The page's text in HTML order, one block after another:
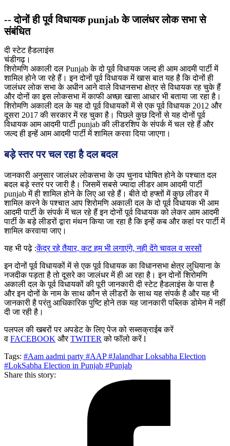
-- दोनों ही पूर्व विधायक punjab के जालंधर लोक सभा से
संबंधित
दी स्टेट हैडलाइंस
चंडीगढ़।
शिरोमणि अकाली दल Punjab के दो पूर्व विधायक जल्द ही आम आदमी पार्टी में
शामिल होने जा रहे हैं। इन दोनों पूर्व विधायक में खास बात यह है कि दोनों ही
जालंधर लोक सभा के अधीन आने वाले विधानसभा क्षेत्र से विधायक रह चुके हैं
और दोनों का इस लोकसभा में काफी अच्छा खासा आधार भी बताया जा रहा है।
शिरोमणि अकाली दल के यह दो पूर्व विधायकों में से एक पूर्व विधायक 2012 और
दूसरा 2017 की सरकार में रह चुका है। पिछले कुछ दिनों से यह दोनों पूर्व
विधायक आम आदमी पार्टी punjab की लीडरशिप के संपर्क में चल रहे हैं और
जल्द ही इन्हें आम आदमी पार्टी में शामिल करवा दिया जाएगा।
बड़े स्तर पर चल रहा है दल बदल
जानकारी अनुसार जालंधर लोकसभा के उप चुनाव घोषित होने के पश्चात दल
बदल बड़े स्तर पर जारी है। जिसमें सबसे ज्यादा लीडर आम आदमी पार्टी
punjab में ही शामिल होने के लिए आ रहे हैं। बीते दो हफ्तों में कुछ लीडर में
शामिल करने के पश्चात आप शिरोमणि अकाली दल के दो पूर्व विधायक भी आम
आदमी पार्टी के संपर्क में चल रहे हैं इन दोनों पूर्व विधायक को लेकर आम आदमी
पार्टी के बड़े लीडरों द्वारा मंथन किया जा रहा है कि इन्हें कब और कहां पर पार्टी में
शामिल करवाया जाए।
यह भी पढ़े :केंद्र रहे तैयार, कट हम भी लगाएंगे, नही देंगे चावल व सरसों
इन दोनों पूर्व विधायकों में से एक पूर्व विधायक का विधानसभा क्षेत्र लुधियाना के
नजदीक पड़ता है तो दूसरे का जालंधर में ही आ रहा है। इन दोनों शिरोमणि
अकाली दल के पूर्व विधायकों की पूरी जानकारी दी स्टेट हैडलाइंस के पास है
और इन दोनों के नाम के साथ कौन से लीडरों के साथ यह संपर्क है और यह भी
जानकारी है परंतु आधिकारिक पुष्टि होने तक यह जानकारी पब्लिक डोमेन में नहीं
दी जा रही है।
पलपल की खबरों पर अपडेट के लिए पेज को सब्सक्राईब करें
व FACEBOOK औरTWITERको फॉलो करें l
Tags: #Aam aadmi party #AAP#Jalandhar Loksabha Election
#LokSabha Election in Punjab #Punjab
Share this story: